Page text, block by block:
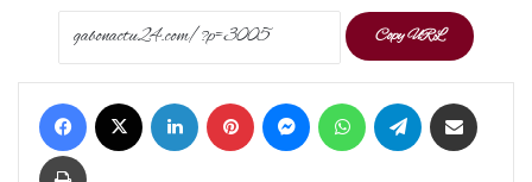
Copy URL
Facebook LinkedIn Pinterest Messenger WhatsApp Telegram
Print